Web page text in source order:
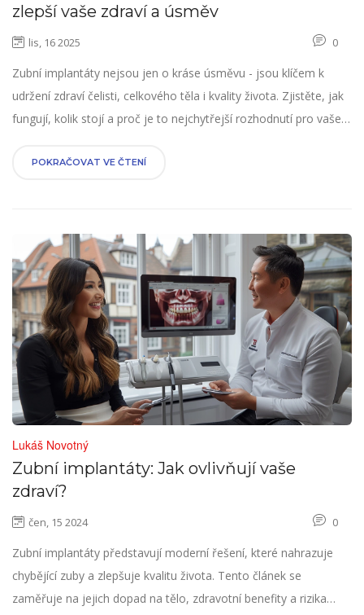
zlepší vaše zdraví a úsměv
lis, 16 2025 0
Zubní implantáty nejsou jen o kráse úsměvu - jsou klíčem k
udržení zdraví čelisti, celkového těla i kvality života. Zjistěte, jak
fungují, kolik stojí a proč je to nejchytřejší rozhodnutí pro vaše
POKRAČOVAT VE ČTENÍ
Lukáš Novotný
Zubní implantáty: Jak ovlivňují vaše
zdraví?
čen, 15 2024 0
Zubní implantáty představují moderní řešení, které nahrazuje
chybějící zuby a zlepšuje kvalitu života. Tento článek se
zaměřuje na jejich dopad na tělo, zdravotní benefity a rizika